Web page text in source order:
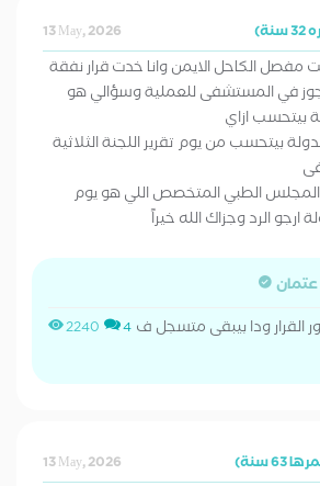
13 May, 2026
مفصل الكاحل الايمن وانا خدت قرار نفقة
في المستشفى للعملية وسؤالي هو
بيتحسب ازاي
بيتحسب من يوم تقرير اللجنة الثلاثية
الطبي المتخصص اللي هو يوم
ارجو الرد وجزاك الله خيراً
2240 4 القرار ودا بيبقى متسجل ف
سنة) 13 May, 2026